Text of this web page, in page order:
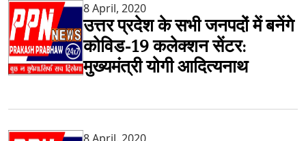
8 April, 2020
उत्तर प्रदेश के सभी जनपदों में बनेंगे
कोविड-19 कलेक्शन सेंटर:
मुख्यमंत्री योगी आदित्यनाथ